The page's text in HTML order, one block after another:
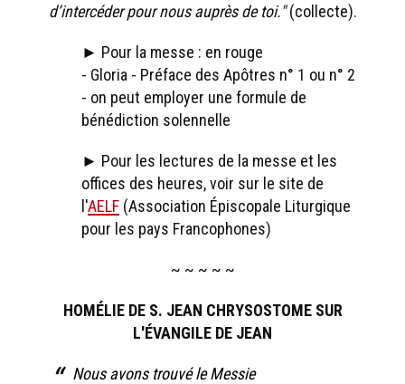
d’intercéder pour nous auprès de toi."(collecte).
► Pour la messe : en rouge
- Gloria - Préface des Apôtres n° 1 ou n° 2
- on peut employer une formule de
bénédiction solennelle
► Pour les lectures de la messe et les
offices des heures, voir sur le site de
l'AELF (Association Épiscopale Liturgique
pour les pays Francophones)
~ ~ ~ ~ ~
HOMÉLIE DE S. JEAN CHRYSOSTOME SUR
L'ÉVANGILE DE JEAN
Nous avons trouvé le Messie